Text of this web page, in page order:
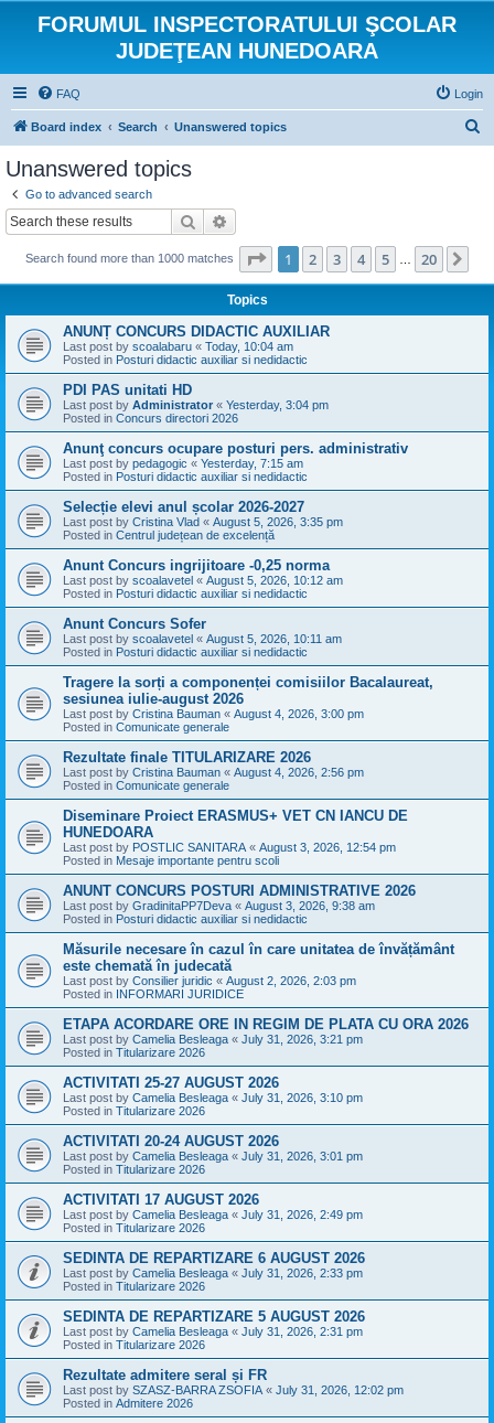
FORUMUL INSPECTORATULUI ŞCOLAR
JUDEŢEAN HUNEDOARA
FAQ Login
Board index Search Unanswered topics
Unanswered topics
Go to advanced search
Search
Search found more than 1000 matches Page 1of 20
1 2 3 4 5 20
Topics
ANUNȚ CONCURS DIDACTIC AUXILIAR
Last post by scoalabaru « Today, 10:04 am
Posted in Posturi didactic auxiliar si nedidactic
PDI PAS unitati HD
Last post by Administrator « Yesterday, 3:04 pm
Posted in Concurs directori 2026
Anunţ concurs ocupare posturi pers. administrativ
Last post by pedagogic « Yesterday, 7:15 am
Posted in Posturi didactic auxiliar si nedidactic
Selecție elevi anul școlar 2026-2027
Last post by Cristina Vlad « August 5, 2026, 3:35 pm
Posted in Centrul județean de excelență
Anunt Concurs ingrijitoare -0,25 norma
Last post by scoalavetel « August 5, 2026, 10:12 am
Posted in Posturi didactic auxiliar si nedidactic
Anunt Concurs Sofer
Last post by scoalavetel « August 5, 2026, 10:11 am
Posted in Posturi didactic auxiliar si nedidactic
Tragere la sorți a componenței comisiilor Bacalaureat,
sesiunea iulie-august 2026
Last post by Cristina Bauman « August 4, 2026, 3:00 pm
Posted in Comunicate generale
Rezultate finale TITULARIZARE 2026
Last post by Cristina Bauman « August 4, 2026, 2:56 pm
Posted in Comunicate generale
Diseminare Proiect ERASMUS+ VET CN IANCU DE
HUNEDOARA
Last post by POSTLIC SANITARA « August 3, 2026, 12:54 pm
Posted in Mesaje importante pentru scoli
ANUNT CONCURS POSTURI ADMINISTRATIVE 2026
Last post by GradinitaPP7Deva « August 3, 2026, 9:38 am
Posted in Posturi didactic auxiliar si nedidactic
Măsurile necesare în cazul în care unitatea de învățământ
este chemată în judecată
Last post by Consilier juridic « August 2, 2026, 2:03 pm
Posted in INFORMARI JURIDICE
ETAPA ACORDARE ORE IN REGIM DE PLATA CU ORA 2026
Last post by Camelia Besleaga « July 31, 2026, 3:21 pm
Posted in Titularizare 2026
ACTIVITATI 25-27 AUGUST 2026
Last post by Camelia Besleaga « July 31, 2026, 3:10 pm
Posted in Titularizare 2026
ACTIVITATI 20-24 AUGUST 2026
Last post by Camelia Besleaga « July 31, 2026, 3:01 pm
Posted in Titularizare 2026
ACTIVITATI 17 AUGUST 2026
Last post by Camelia Besleaga « July 31, 2026, 2:49 pm
Posted in Titularizare 2026
SEDINTA DE REPARTIZARE 6 AUGUST 2026
Last post by Camelia Besleaga « July 31, 2026, 2:33 pm
Posted in Titularizare 2026
SEDINTA DE REPARTIZARE 5 AUGUST 2026
Last post by Camelia Besleaga « July 31, 2026, 2:31 pm
Posted in Titularizare 2026
Rezultate admitere seral și FR
Last post by SZASZ-BARRA ZSOFIA « July 31, 2026, 12:02 pm
Posted in Admitere 2026